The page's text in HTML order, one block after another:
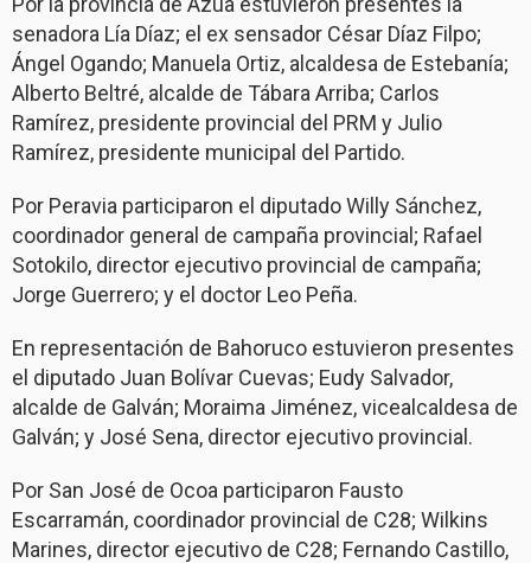
senadora Lía Díaz; el ex sensador César Díaz Filpo;
Ángel Ogando; Manuela Ortiz, alcaldesa de Estebanía;
Alberto Beltré, alcalde de Tábara Arriba; Carlos
Ramírez, presidente provincial del PRM y Julio
Ramírez, presidente municipal del Partido.
Por Peravia participaron el diputado Willy Sánchez,
coordinador general de campaña provincial; Rafael
Sotokilo, director ejecutivo provincial de campaña;
Jorge Guerrero; y el doctor Leo Peña.
En representación de Bahoruco estuvieron presentes
el diputado Juan Bolívar Cuevas; Eudy Salvador,
alcalde de Galván; Moraima Jiménez, vicealcaldesa de
Galván; y José Sena, director ejecutivo provincial.
Por San José de Ocoa participaron Fausto
Escarramán, coordinador provincial de C28; Wilkins
Marines, director ejecutivo de C28; Fernando Castillo,